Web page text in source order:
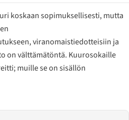
koskaan sopimuksellisesti, mutta
viranomaistiedotteisiin ja
on välttämätöntä. Kuurosokaille
muille se on sisällön